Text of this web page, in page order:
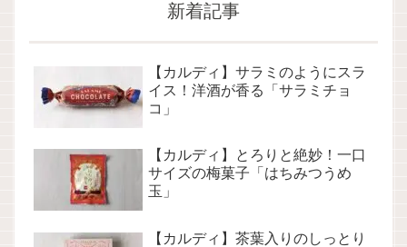
新着記事
【カルディ】サラミのようにスラ
イス！洋酒が香る「サラミチョ
コ」
【カルディ】とろりと絶妙！一口
サイズの梅菓子「はちみつうめ
玉」
【カルディ】茶葉入りのしっとり